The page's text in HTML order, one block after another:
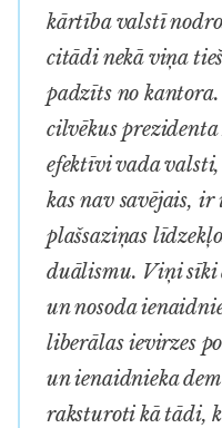
kārtība valstī
citādi nekā viņa
padzīts no
cilvēkus
efektīvi vada valsti,
kas nav savējais,
plašsaziņas
duālismu. Viņi sīki
un nosoda
liberālas ievirzes
un ienaidnieka
raksturoti kā tādi,